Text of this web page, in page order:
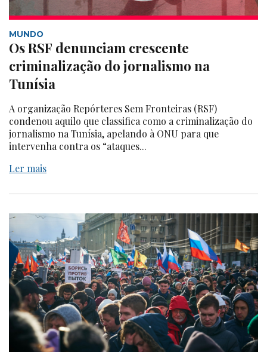
MUNDO
Os RSF denunciam crescente
criminalização do jornalismo na
Tunísia
A organização Repórteres Sem Fronteiras (RSF)
condenou aquilo que classifica como a criminalização do
jornalismo na Tunísia, apelando à ONU para que
intervenha contra os “ataques...
Ler mais